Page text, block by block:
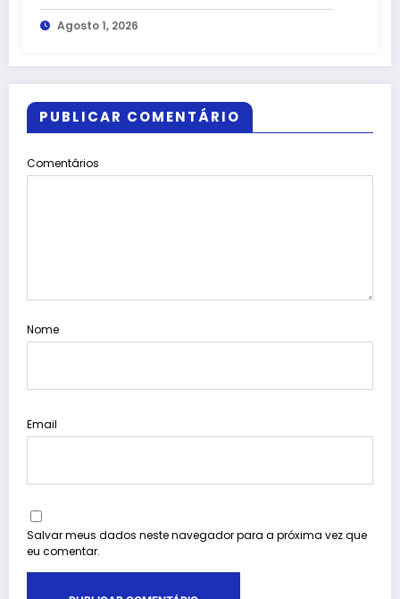
milhões com empresa citada em
representação do MPC-ES
Agosto 1, 2026
PUBLICAR COMENTÁRIO
Comentários
Nome
Email
Salvar meus dados neste navegador para a próxima vez que
eu comentar.